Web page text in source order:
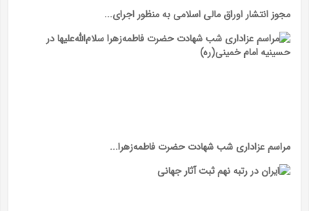
مجوز انتشار اوراق مالی اسلامی به منظور اجرای...
مراسم عزاداری شب شهادت حضرت فاطمه‌زهرا...